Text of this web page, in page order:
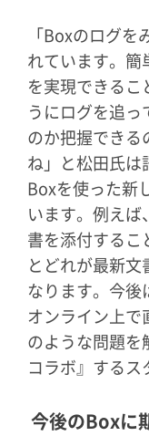
「Boxのログ
れています。簡
を実現できるこ
うにログを追っ
のか把握できる
ね」と松田氏は
Boxを使った新
います。例えば
書を添付するこ
とどれが最新文
なります。今後
オンライン上で
のような問題を
コラボ』するス
今後のBoxに